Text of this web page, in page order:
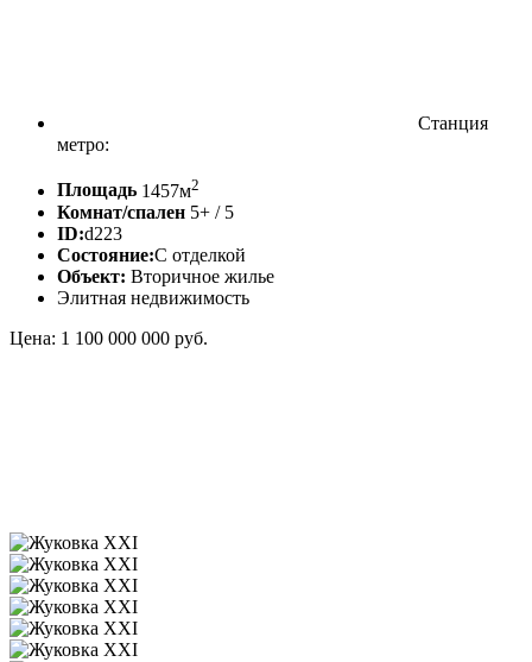
Станция
метро:
Площадь 1457м2
Комнат/спален 5+ / 5
ID:d223
Состояние:С отделкой
Объект: Вторичное жилье
Элитная недвижимость
Цена: 1 100 000 000 руб.